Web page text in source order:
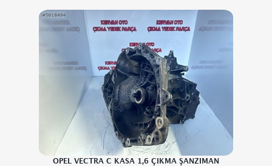
OPEL VECTRA C KASA 1,6 ÇIKMA ŞANZIMAN